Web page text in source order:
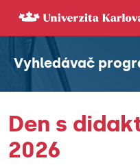
×
Celoživotní
vzdělávání
Junioři
Dospělí
Vyhledávač
Den s
2026